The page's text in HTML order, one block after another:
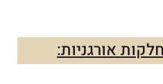
אורגניות: